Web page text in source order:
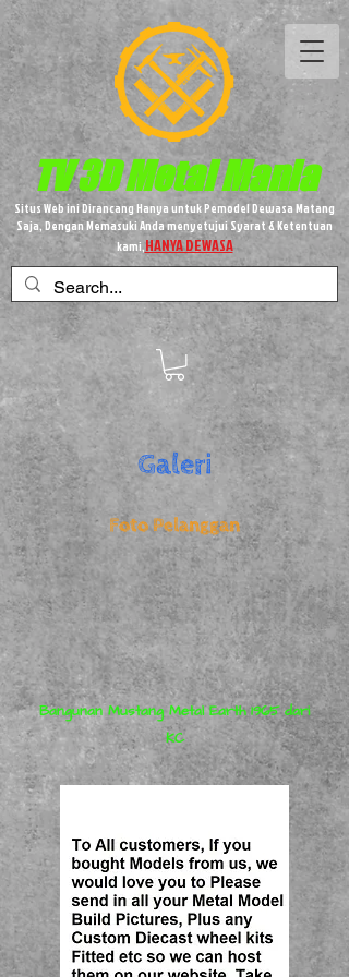
TV 3DMetalMania
Situs Web ini Dirancang Hanya untuk Pemodel Dewasa Matang
Saja, Dengan Memasuki Anda menyetujui Syarat & Ketentuan
kami,HANYA DEWASA
Galeri
Foto Pelanggan
Bangunan Mustang Metal Earth 1965 dari
KC